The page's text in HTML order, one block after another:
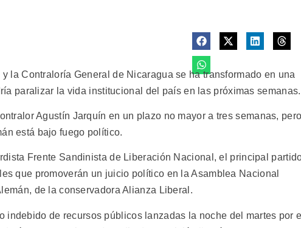
la Contraloría General de Nicaragua se ha transformado en una
paralizar la vida institucional del país en las próximas semanas.
Agustín Jarquín en un plazo no mayor a tres semanas,
está bajo fuego político.
Frente Sandinista de Liberación Nacional, el principal
que promoverán un juicio político en la Asamblea Nacional
de la conservadora Alianza Liberal.
indebido de recursos públicos lanzadas la noche del martes por